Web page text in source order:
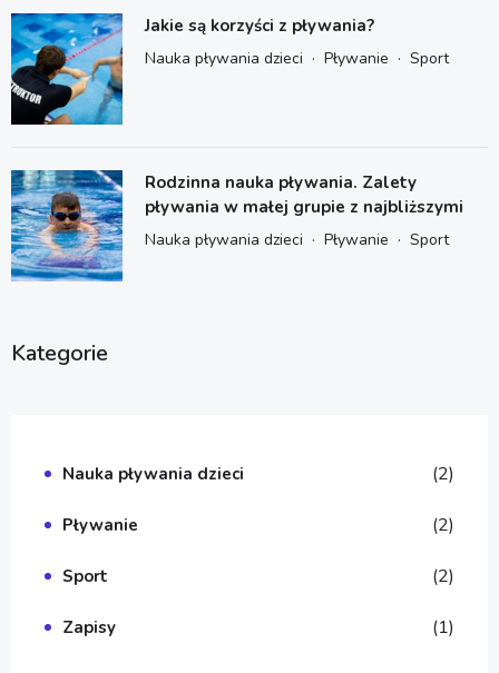
Jakie są korzyści z pływania?
Nauka pływania dzieci · Pływanie · Sport
Rodzinna nauka pływania. Zalety
pływania w małej grupie z najbliższymi
Nauka pływania dzieci · Pływanie · Sport
Kategorie
Nauka pływania dzieci (2)
Pływanie (2)
Sport (2)
Zapisy (1)